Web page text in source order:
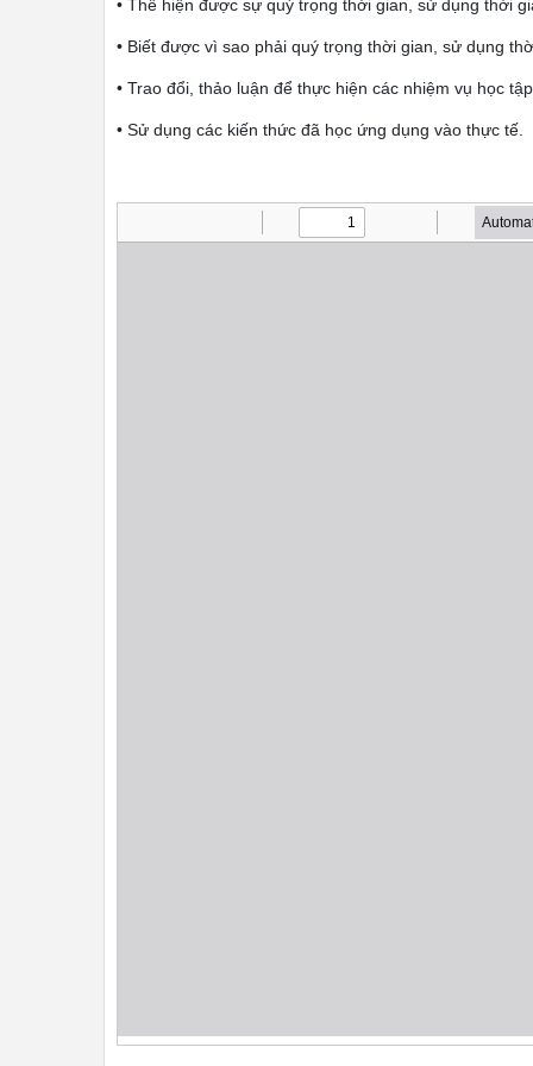
• Thể hiện được sự quý trọng thời gian, sử dụng thời
• Biết được vì sao phải quý trọng thời gian, sử dụng
• Trao đổi, thảo luận để thực hiện các nhiệm vụ học tập.
• Sử dụng các kiến thức đã học ứng dụng vào thực tế.